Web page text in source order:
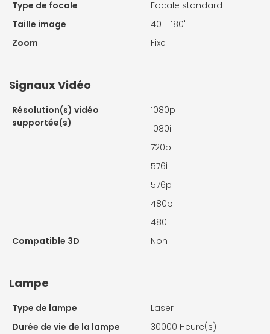
Type de focale
Focale standard
Taille image
40 - 180"
Zoom
Fixe
Signaux Vidéo
Résolution(s) vidéo
supportée(s)
1080p
1080i
720p
576i
576p
480p
480i
Compatible 3D
Non
Lampe
Type de lampe
Laser
Durée de vie de la lampe
30000 Heure(s)